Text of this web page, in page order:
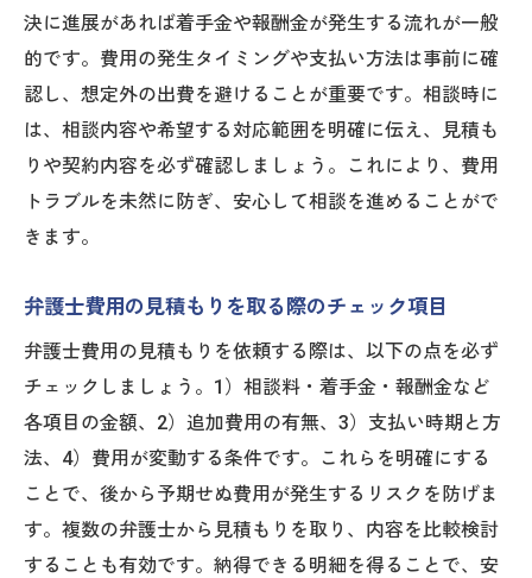
決に進展があれば着手金や報酬金が発生する流れが一般
的です。費用の発生タイミングや支払い方法は事前に確
認し、想定外の出費を避けることが重要です。相談時に
は、相談内容や希望する対応範囲を明確に伝え、見積も
りや契約内容を必ず確認しましょう。これにより、費用
トラブルを未然に防ぎ、安心して相談を進めることがで
きます。
弁護士費用の見積もりを取る際のチェック項目
弁護士費用の見積もりを依頼する際は、以下の点を必ず
チェックしましょう。1）相談料・着手金・報酬金など
各項目の金額、2）追加費用の有無、3）支払い時期と方
法、4）費用が変動する条件です。これらを明確にする
ことで、後から予期せぬ費用が発生するリスクを防げま
す。複数の弁護士から見積もりを取り、内容を比較検討
することも有効です。納得できる明細を得ることで、安